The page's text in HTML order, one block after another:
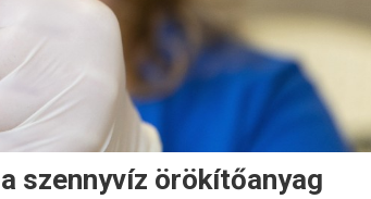
szennyvíz örökítőanyag